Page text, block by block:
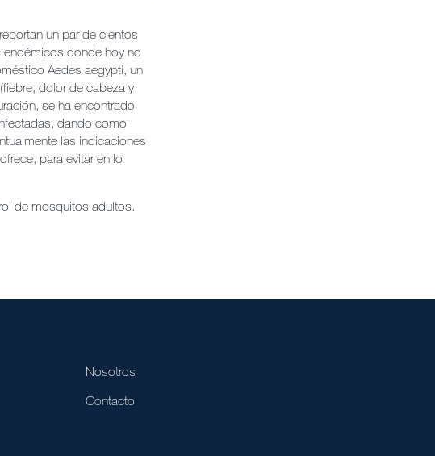
un par de cientos
donde hoy no
Aedes aegypti, un
dolor de cabeza y
se ha encontrado
dando como
las indicaciones
para evitar en lo
de mosquitos adultos.
Nosotros
Contacto